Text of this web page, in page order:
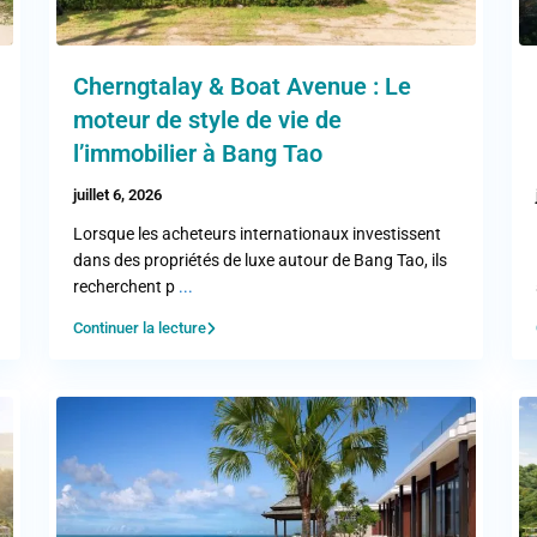
Cherngtalay & Boat Avenue : Le
moteur de style de vie de
l’immobilier à Bang Tao
juillet 6, 2026
Lorsque les acheteurs internationaux investissent
dans des propriétés de luxe autour de Bang Tao, ils
recherchent p ...
Continuer la lecture